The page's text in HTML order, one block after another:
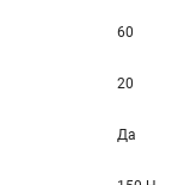
60
20
Да